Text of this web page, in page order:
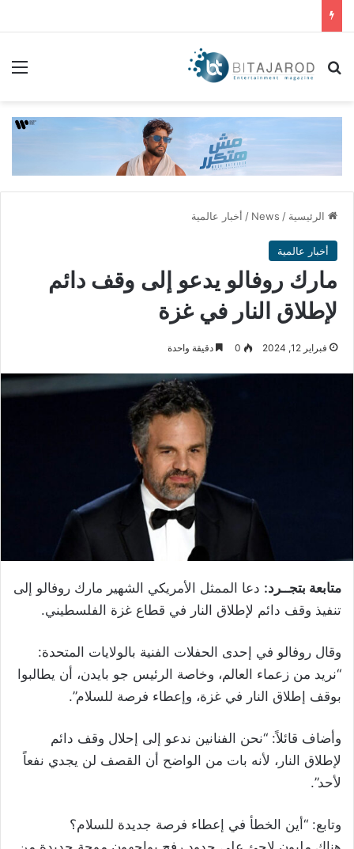
بحث عن
الرئيسية /
News
/ أخبار عالمية
أخبار عالمية
مارك روفالو يدعو إلى وقف دائم
لإطلاق النار في غزة
فبراير 12, 2024 0 دقيقة واحدة
متابعة بتجــرد: دعا الممثل الأمريكي الشهير مارك روفالو إلى
تنفيذ وقف دائم لإطلاق النار في قطاع غزة الفلسطيني.
وقال روفالو في إحدى الحفلات الفنية بالولايات المتحدة:
“نريد من زعماء العالم، وخاصة الرئيس جو بايدن، أن يطالبوا
بوقف إطلاق النار في غزة، وإعطاء فرصة للسلام”.
وأضاف قائلاً: “نحن الفنانين ندعو إلى إحلال وقف دائم
لإطلاق النار، لأنه بات من الواضح أن القصف لن يجدي نفعاً
لأحد”.
وتابع: “أين الخطأ في إعطاء فرصة جديدة للسلام؟